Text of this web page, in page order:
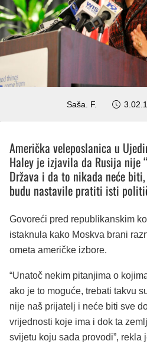
Saša. F.
Američka veleposlanica u
Haley je izjavila da Rusija nije
Država i da to nikada neće
budu nastavile pratiti isti
Govoreći pred republikanskim
istaknula kako Moskva brani
ometa američke izbore.
“Unatoč nekim pitanjima o
ako je to moguće, trebati takvu
nije naš prijatelj i neće biti sve
vrijednosti koje ima i dok ta
svijetu koju sada provodi”, rekla